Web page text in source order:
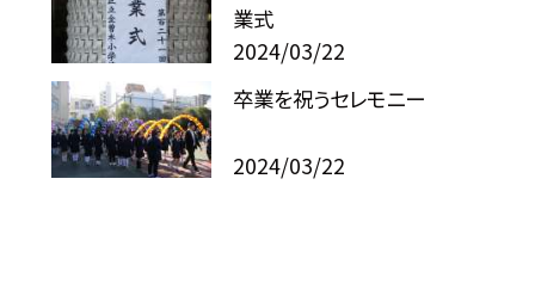
業式
2024/03/22
卒業を祝うセレモニー
2024/03/22